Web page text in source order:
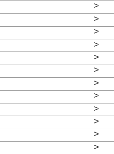
>
>
>
>
>
>
>
>
>
>
>
>